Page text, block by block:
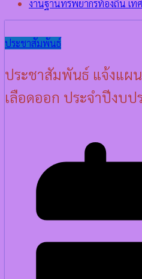
งานฐานทรัพยากรท้องถิ่น เ
ประชาสัมพันธ์
ประชาสัมพันธ์ แจ้งแผ
เลือดออก ประจำปีงบ